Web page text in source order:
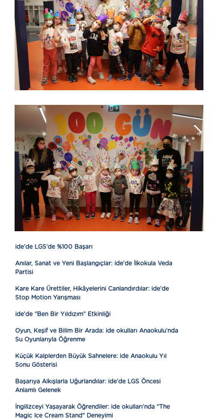
ide’de LGS’de %100 Başarı
Anılar, Sanat ve Yeni Başlangıçlar: ide’de İlkokula Veda
Partisi
Kare Kare Ürettiler, Hikâyelerini Canlandırdılar: ide’de
Stop Motion Yarışması
ide’de “Ben Bir Yıldızım” Etkinliği
Oyun, Keşif ve Bilim Bir Arada: ide okulları Anaokulu’nda
Su Oyunlarıyla Öğrenme
Küçük Kalplerden Büyük Sahnelere: ide Anaokulu Yıl
Sonu Gösterisi
Başarıya Alkışlarla Uğurlandılar: ide’de LGS Öncesi
Anlamlı Gelenek
İngilizceyi Yaşayarak Öğrendiler: ide okulları’nda "The
Magic Ice Cream Stand" Deneyimi